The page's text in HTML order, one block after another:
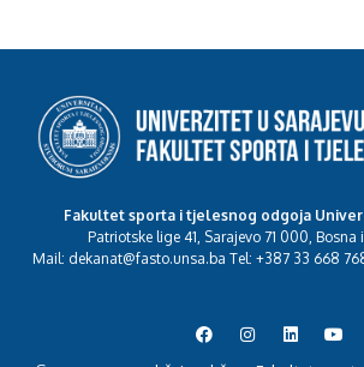
Fakultet sporta i tjelesnog odgoja
Patriotske lige 41, Sarajevo 71 000, Bosna
Mail: dekanat@fasto.unsa.ba Tel: +387 33 668